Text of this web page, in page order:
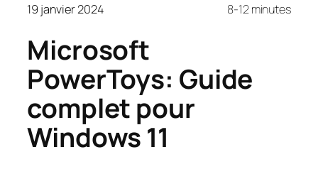
19 janvier 2024 8-12 minutes
Microsoft
PowerToys: Guide
complet pour
Windows 11